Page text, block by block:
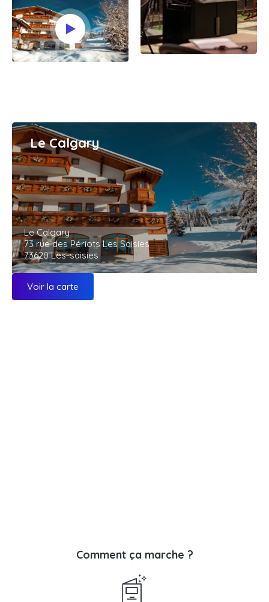
Le Calgary
Le Calgary
73 rue des Périots Les Saisies
73620 Les-saisies
Voir la carte
Comment ça marche ?